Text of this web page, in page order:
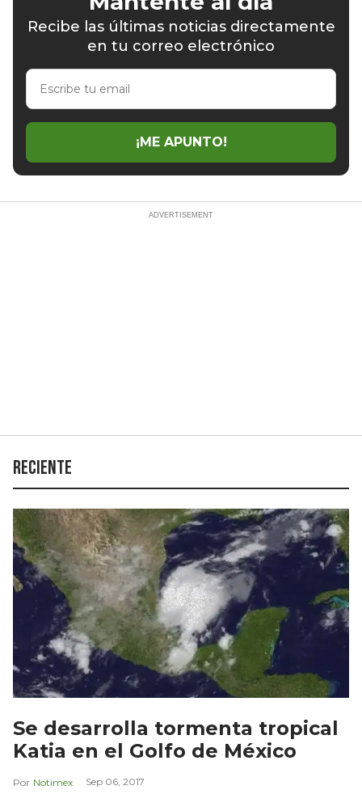
Recibe las últimas noticias directamente
en tu correo electrónico
Escribe
email
¡ME APUNTO!
Reciente
Se desarrolla tormenta tropical
Katia en el Golfo de México
Notimex Sep 06, 2017